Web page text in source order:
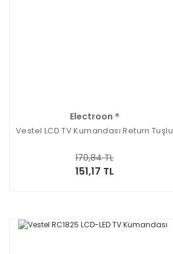
Electroon ®
Vestel LCD TV Kumandası Return Tuşlu
151,17 TL
170,84 TL